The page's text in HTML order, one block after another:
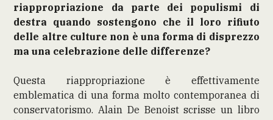
riappropriazione da parte dei populismi di
destra quando sostengono che il loro rifiuto
delle altre culture non è una forma di disprezzo
ma una celebrazione delle differenze?
Questa riappropriazione è effettivamente
emblematica di una forma molto contemporanea di
conservatorismo. Alain De Benoist scrisse un libro